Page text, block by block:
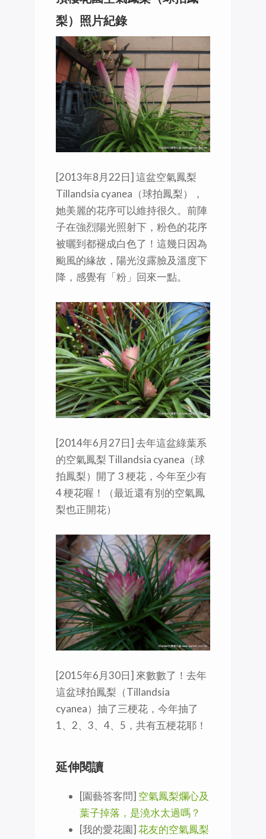
梨）照片紀錄
[2013年8月22日] 這盆空氣鳳梨
Tillandsia cyanea（球拍鳳梨），
她美麗的花序可以維持很久。前陣
子在強烈陽光照射下，粉色的花序
被曬到都褪成白色了！這幾日因為
颱風的緣故，陽光沒露臉及溫度下
降，感覺有「粉」回來一點。
[2014年6月27日] 去年這盆綠葉系
的空氣鳳梨 Tillandsia cyanea（球
拍鳳梨）開了 3 梗花，今年至少有
4 梗花喔！（最近還有別的空氣鳳
梨也正開花）
[2015年6月30日] 來數數了！去年
這盆球拍鳳梨（Tillandsia
cyanea）抽了三梗花，今年抽了
1、2、3、4、5，共有五梗花耶！
延伸閱讀
[園藝答客問] 空氣鳳梨爛心及
葉子掉落，是澆水太過嗎？
[我的愛花園] 花友的空氣鳳梨